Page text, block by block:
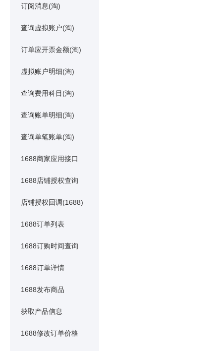
订阅消息(淘)
查询虚拟账户(淘)
订单应开票金额(淘)
虚拟账户明细(淘)
查询费用科目(淘)
查询账单明细(淘)
查询单笔账单(淘)
1688商家应用接口
1688店铺授权查询
店铺授权回调(1688)
1688订单列表
1688订购时间查询
1688订单详情
1688发布商品
获取产品信息
1688修改订单价格